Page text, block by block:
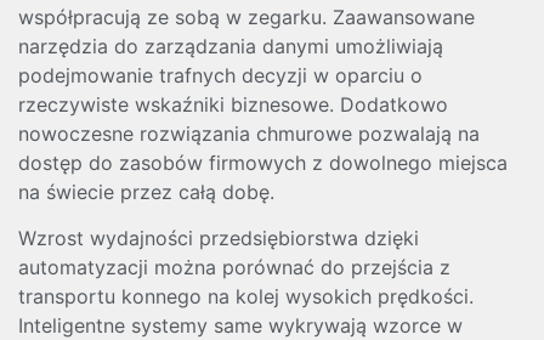
współpracują ze sobą w zegarku. Zaawansowane
narzędzia do zarządzania danymi umożliwiają
podejmowanie trafnych decyzji w oparciu o
rzeczywiste wskaźniki biznesowe. Dodatkowo
nowoczesne rozwiązania chmurowe pozwalają na
dostęp do zasobów firmowych z dowolnego miejsca
na świecie przez całą dobę.
Wzrost wydajności przedsiębiorstwa dzięki
automatyzacji można porównać do przejścia z
transportu konnego na kolej wysokich prędkości.
Inteligentne systemy same wykrywają wzorce w